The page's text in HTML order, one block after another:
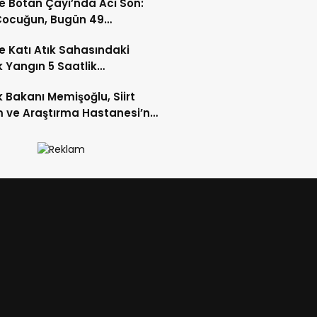
Botan Çayı’nda Acı Son:
Bugün 49
Ulaşıldı
Katı Atık Sahasındaki
Yangın 5 Saatlik
Bakanı Memişoğlu, Siirt
ve Araştırma Hastanesi’ni